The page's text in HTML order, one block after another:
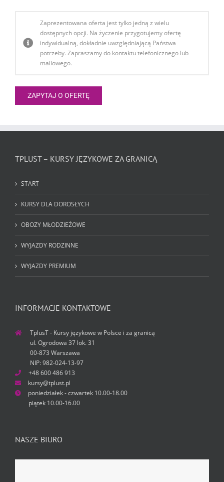
Zaprezentowana oferta jest tylko jedną z wielu
dostępnych opcji. Na życzenie przygotujemy ofertę
indywidualną, dokładnie uwzględniającą Państwa
potrzeby. Zapraszamy do kontaktu telefonicznego lub
mailowego.
TPLUST – KURSY JĘZYKOWE ZA GRANICĄ
START
KURSY DLA DOROSŁYCH
OBOZY MŁODZIEŻOWE
WYJAZDY RODZINNE
WYJAZDY PREMIUM
INFORMACJE KONTAKTOWE
TplusT - Kursy językowe w Polsce i za granicą
ul. Ogrodowa 37 lok. 31
00-873 Warszawa
NIP: 982-024-13-97
+48 600 486 913
kursy@tplust.pl
poniedziałek - czwartek 10.00-18.00
piątek 10.00-16.00
NASZE BIURO